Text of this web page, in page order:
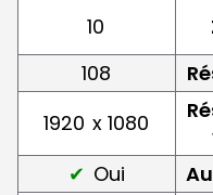
10
108
1920 x 1080
Oui